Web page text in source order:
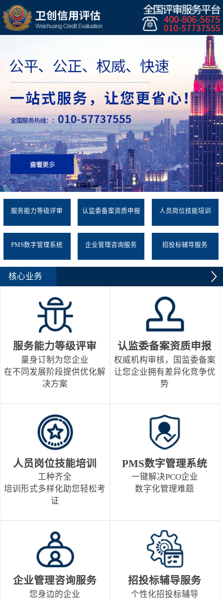
服务能力等级评审 认监委备案资质申报 人员岗位技能培训
PMS数字管理系统 企业管理咨询服务 招投标辅导服务
核心业务
服务能力等级评审
量身订制为您企业
在不同发展阶段提供优化解
决方案
认监委备案资质申报
权威机构审核，国监委备案
让您企业拥有差异化竞争优
势
人员岗位技能培训
工种齐全
培训形式多样化助您轻松考
证
PMS数字管理系统
一键解决PCO企业
数字化管理难题
企业管理咨询服务
您身边的企业
招投标辅导服务
个性化招投标辅导